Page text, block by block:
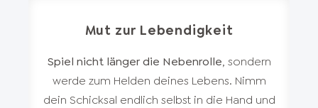
Mut zur Lebendigkeit
Spiel nicht länger die Nebenrolle, sondern
werde zum Helden deines Lebens. Nimm
dein Schicksal endlich selbst in die Hand und